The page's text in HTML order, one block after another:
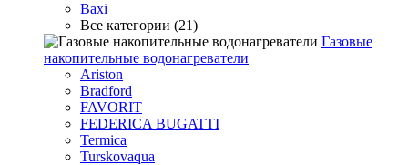
Baxi
Все категории (21)
Газовые
накопительные водонагреватели
Ariston
Bradford
FAVORIT
FEDERICA BUGATTI
Termica
Turskovaqua